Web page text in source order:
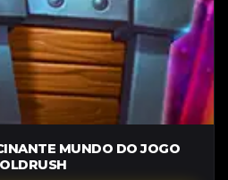
MUNDO DO JOGO